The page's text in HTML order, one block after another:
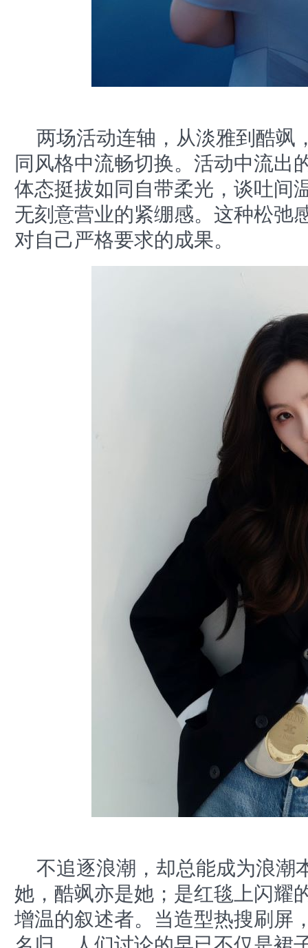
两场活动连轴，从淡雅到酷飒
同风格中流畅切换。活动中流出
体态挺拔如同自带柔光，谈吐间
无刻意营业的紧绷感。这种松弛
对自己严格要求的成果。
不追逐浪潮，却总能成为浪潮
她，酷飒亦是她；是红毯上闪耀
增温的叙述者。当造型热搜刷屏